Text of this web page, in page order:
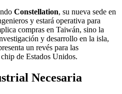
Constellation, su nueva sede en
y estará operativa para
compras en Taiwán, sino la
y desarrollo en la isla,
un revés para las
de Estados Unidos.
Necesaria